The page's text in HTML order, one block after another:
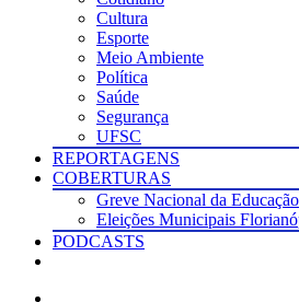
Cultura
Esporte
Meio Ambiente
Política
Saúde
Segurança
UFSC
REPORTAGENS
COBERTURAS
Greve Nacional da Educação
Eleições Municipais
PODCASTS